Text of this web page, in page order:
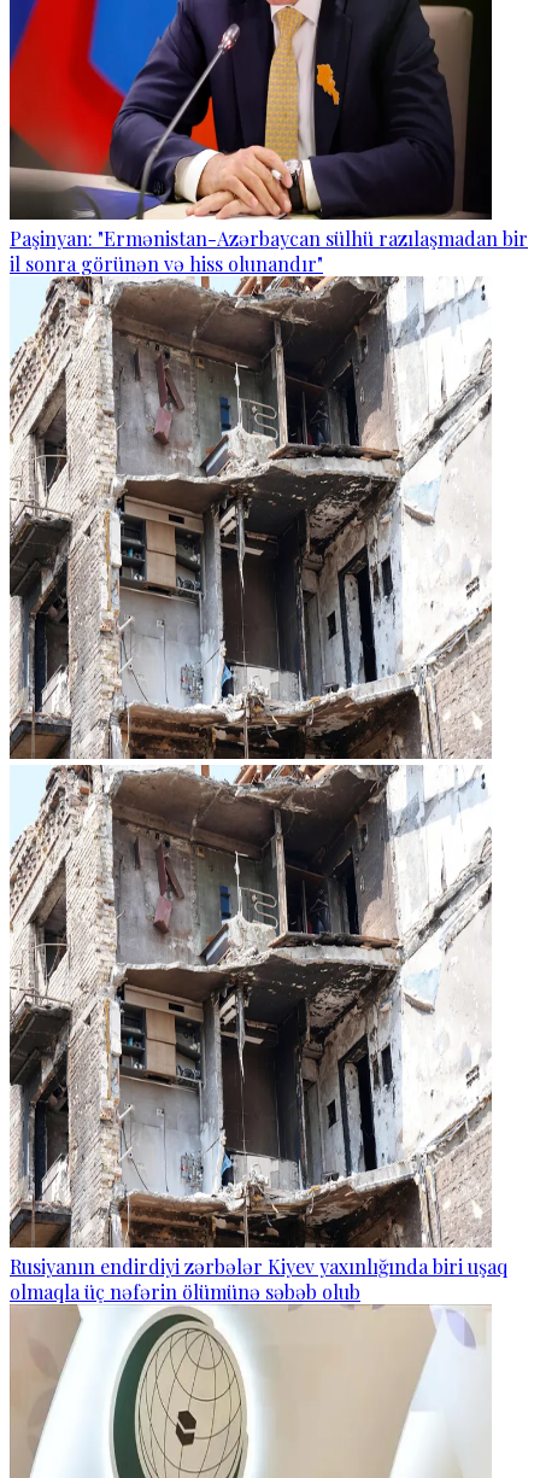
Paşinyan: "Ermənistan-Azərbaycan sülhü razılaşmadan bir
il sonra görünən və hiss olunandır"
Rusiyanın endirdiyi zərbələr Kiyev yaxınlığında biri uşaq
olmaqla üç nəfərin ölümünə səbəb olub